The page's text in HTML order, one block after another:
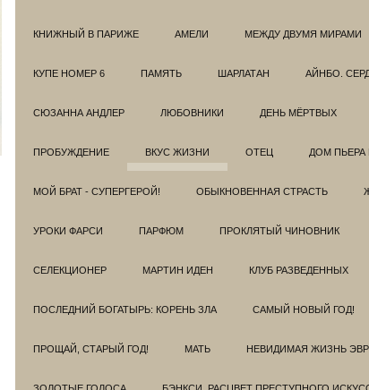
КНИЖНЫЙ В ПАРИЖЕ АМЕЛИ МЕЖДУ ДВУМЯ МИРАМИ
КУПЕ НОМЕР 6 ПАМЯТЬ ШАРЛАТАН АЙНБО.
СЮЗАННА АНДЛЕР ЛЮБОВНИКИ ДЕНЬ МЁРТВЫХ
ПРОБУЖДЕНИЕ ВКУС ЖИЗНИ ОТЕЦ ДОМ ПЬЕРА
МОЙ БРАТ - СУПЕРГЕРОЙ! ОБЫКНОВЕННАЯ СТРАСТЬ
УРОКИ ФАРСИ ПАРФЮМ ПРОКЛЯТЫЙ ЧИНОВНИК
СЕЛЕКЦИОНЕР МАРТИН ИДЕН КЛУБ РАЗВЕДEННЫХ
ПОСЛЕДНИЙ БОГАТЫРЬ: КОРЕНЬ ЗЛА САМЫЙ НОВЫЙ ГОД!
ПРОЩАЙ, СТАРЫЙ ГОД! МАТЬ НЕВИДИМАЯ ЖИЗНЬ